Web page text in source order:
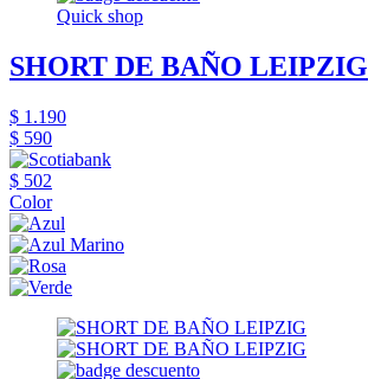
Quick shop
SHORT DE BAÑO LEIPZIG
$ 1.190
$ 590
$ 502
Color